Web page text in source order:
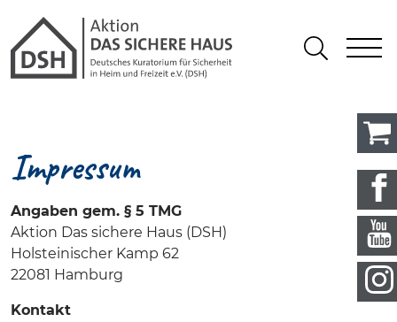
Gathmann Michaelis und
Suchen
Impressum
Angaben gem. § 5 TMG
Aktion Das sichere Haus (DSH)
Holsteinischer Kamp 62
22081 Hamburg
Kontakt